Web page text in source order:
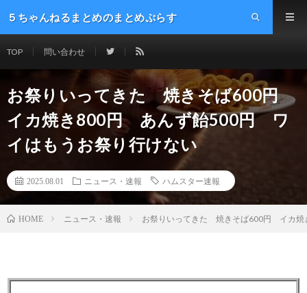
５ちゃんねるまとめのまとめぷらす
TOP 問い合わせ
お祭りいってきた 焼きそば600円
イカ焼き800円 あんず飴500円 ワ
イはもうお祭り行けない
2025.08.01 ニュース・速報 ハムスター速報
HOME ニュース・速報 お祭りいってきた 焼きそば600円 イカ